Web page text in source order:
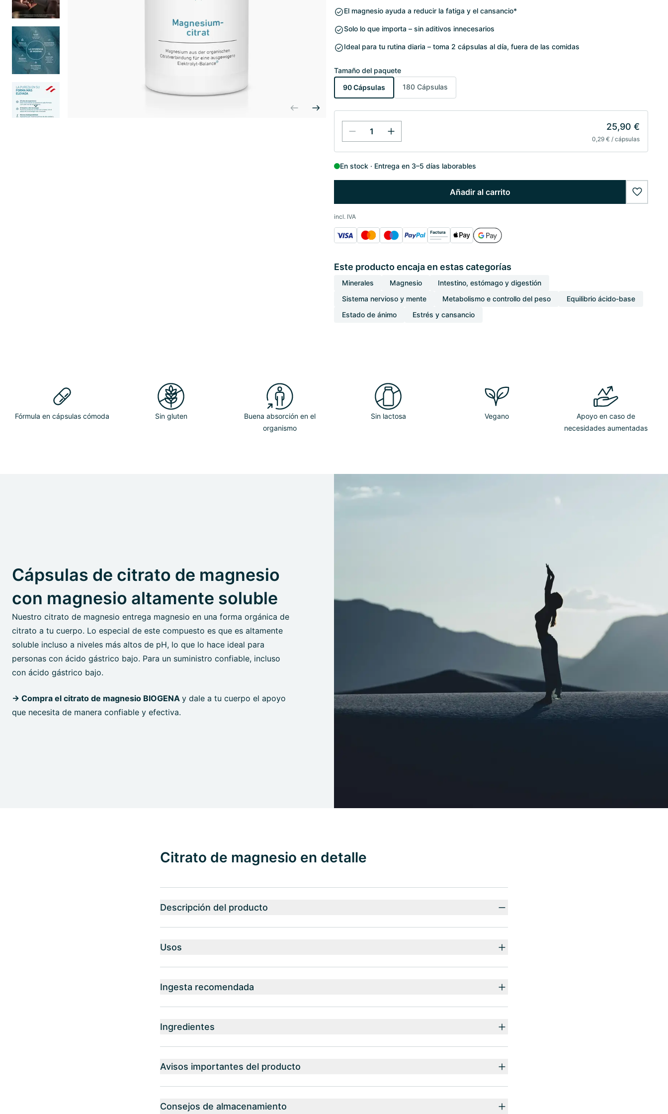
El magnesio ayuda a reducir la fatiga y el cansancio*
Solo lo que importa – sin aditivos innecesarios
Ideal para tu rutina diaria – toma 2 cápsulas al día, fuera de las comidas
Tamaño del paquete
90 Cápsulas
180 Cápsulas
25,90 €
0,29 € / cápsulas
En stock Entrega en 3–5 días laborables
Añadir al carrito
incl. IVA
Este producto encaja en estas categorías
Minerales Magnesio
Intestino, estómago y digestión
Sistema nervioso y mente
Metabolismo e controllo del peso
Equilibrio ácido-base
Estado de ánimo
Estrés y cansancio
Fórmula en cápsulas cómoda Sin gluten
Buena absorción en el
organismo
Sin lactosa Vegano
Apoyo en caso de
necesidades aumentadas
Cápsulas de citrato de magnesio
con magnesio altamente soluble
Nuestro citrato de magnesio entrega magnesio en una forma orgánica de
citrato a tu cuerpo. Lo especial de este compuesto es que es altamente
soluble incluso a niveles más altos de pH, lo que lo hace ideal para
personas con ácido gástrico bajo. Para un suministro confiable, incluso
con ácido gástrico bajo.
→ Compra el citrato de magnesio BIOGENA y dale a tu cuerpo el apoyo
que necesita de manera confiable y efectiva.
Citrato de magnesio en detalle
Descripción del producto
Usos
Ingesta recomendada
Ingredientes
Avisos importantes del producto
Consejos de almacenamiento